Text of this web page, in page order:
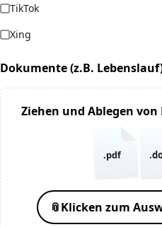
TikTok
Xing
Dokumente (z.B.
(required)
Ziehen und Ablegen
.pdf
📎Klicken zum